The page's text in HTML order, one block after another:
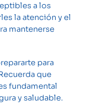
a los
la atención y el
mantenerse
para
que
fundamental
y saludable.